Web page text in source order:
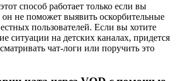
способ работает только если вы
он не поможет выявить оскорбительные
пользователей. Если вы хотите
ситуации на детских каналах, придется
чат-логи или поручить это